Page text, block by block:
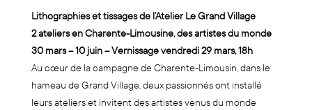
Lithographies et tissages de l’Atelier Le Grand Village
2 ateliers en Charente-Limousine, des artistes du monde
30 mars – 10 juin –Vernissage vendredi 29 mars, 18h
Au cœur de la campagne de Charente-Limousin, dans le
hameau de Grand Village, deux passionnés ont installé
leurs ateliers et invitent des artistes venus du monde